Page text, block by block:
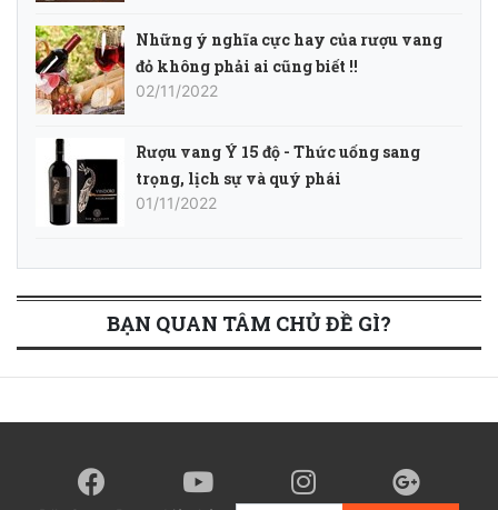
Những ý nghĩa cực hay của rượu vang
đỏ không phải ai cũng biết !!
02/11/2022
Rượu vang Ý 15 độ - Thức uống sang
trọng, lịch sự và quý phái
01/11/2022
BẠN QUAN TÂM CHỦ ĐỀ GÌ?